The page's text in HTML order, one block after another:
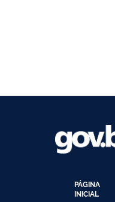
PÁGINA
INICIAL